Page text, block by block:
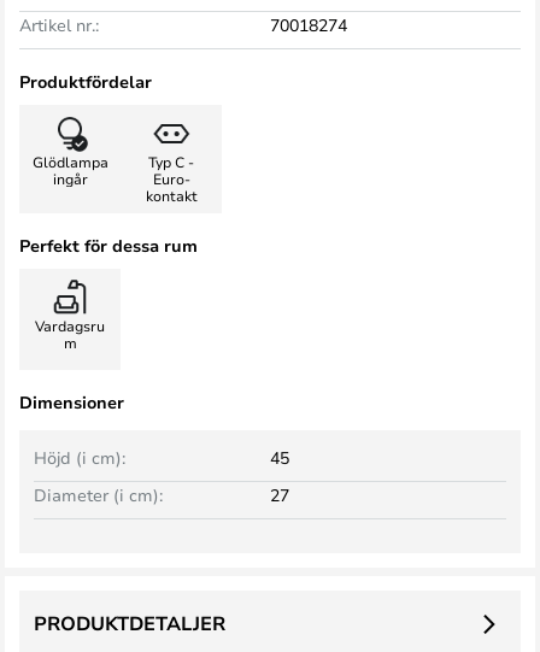
Artikel nr.:
70018274
Produktfördelar
Glödlampa
ingår
Typ C -
Euro-
kontakt
Perfekt för dessa rum
Vardagsru
m
Dimensioner
Höjd (i cm):
45
Diameter (i cm):
27
PRODUKTDETALJER